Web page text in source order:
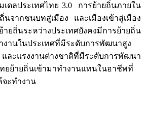
เดลประเทศไทย 3.0 การย้ายถิ่นภายใน
นจากชนบทสู่เมือง และเมืองเข้าสู่เมือง
ยถิ่นระหว่างประเทศยังคงมีการย้ายถิ่น
งานในประเทศที่มีระดับการพัฒนาสูง
แรงงานต่างชาติที่มีระดับการพัฒนา
ทยย้ายถิ่นเข้ามาทำงานแทนในอาชีพที่
จะทำงาน